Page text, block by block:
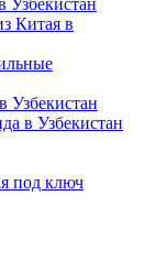
Узбекистан
Китая в
Узбекистан
в Узбекистан
под ключ